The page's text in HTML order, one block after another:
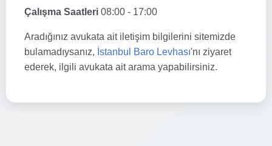
Çalışma Saatleri 08:00 - 17:00
Aradığınız avukata ait iletişim bilgilerini sitemizde
bulamadıysanız, İstanbul Baro Levhası'nı ziyaret
ederek, ilgili avukata ait arama yapabilirsiniz.